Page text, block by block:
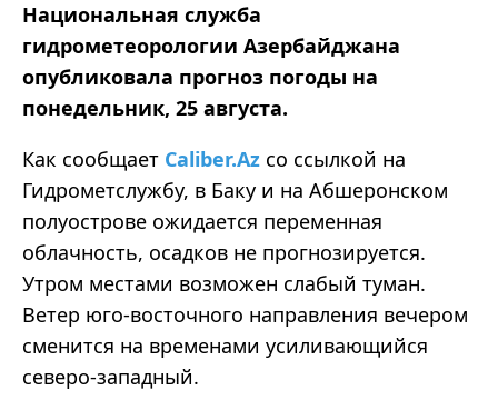
Национальная служба
гидрометеорологии Азербайджана
опубликовала прогноз погоды на
понедельник, 25 августа.
Как сообщает Caliber.Az со ссылкой на
Гидрометслужбу, в Баку и на Абшеронском
полуострове ожидается переменная
облачность, осадков не прогнозируется.
Утром местами возможен слабый туман.
Ветер юго-восточного направления вечером
сменится на временами усиливающийся
северо-западный.